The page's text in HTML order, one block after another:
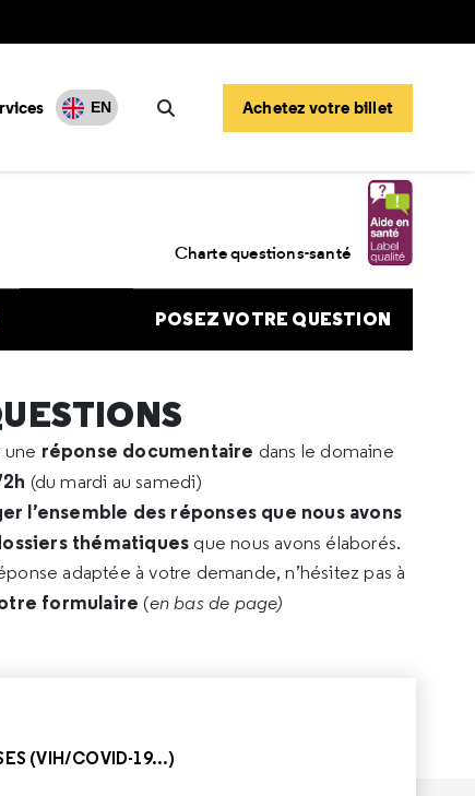
EN
Rechercher
Achetez votre billet
Charte questions-santé
POSEZ VOTRE QUESTION
réponse documentaire dans le domaine
(du mardi au samedi)
l’ensemble des réponses que nous avons
thématiques que nous avons élaborés.
adaptée à votre demande, n’hésitez pas à
formulaire (en bas de page)
(VIH/COVID-19...)